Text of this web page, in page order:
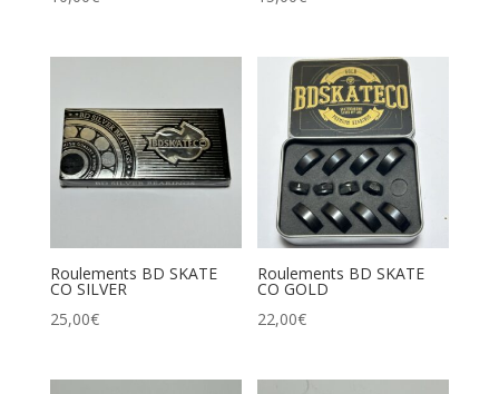
Roulements BD SKATE
CO SILVER
25,00€
Roulements BD SKATE
CO GOLD
22,00€